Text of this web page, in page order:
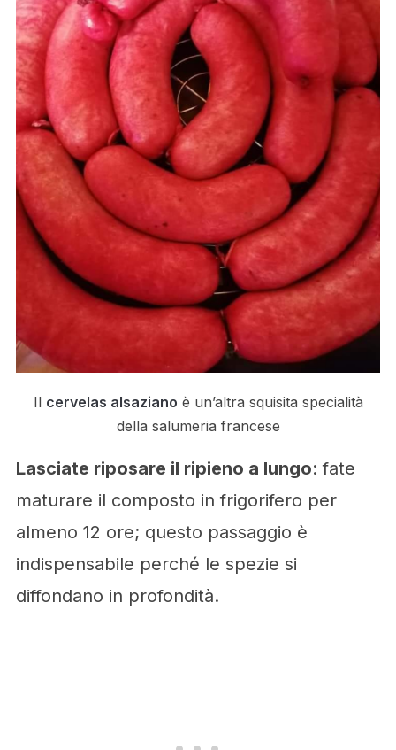
Il cervelas alsaziano è un’altra squisita specialità
della salumeria francese
Lasciate riposare il ripieno a lungo: fate
maturare il composto in frigorifero per
almeno 12 ore; questo passaggio è
indispensabile perché le spezie si
diffondano in profondità.